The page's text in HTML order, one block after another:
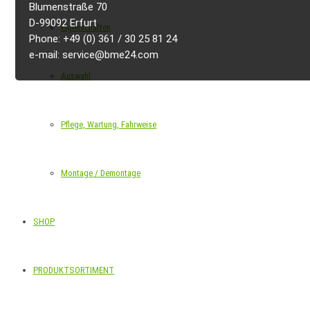
Eigenschaften
Auswahl
Pflege, Wartung, Fahrweise
Montage / Demontage
SHOP
PRODUKTSORTIMENT
Blumenstraße 70
D-99092 Erfurt
Phone: +49 (0) 361 / 30 25 81 24
e-mail: service@bme24.com